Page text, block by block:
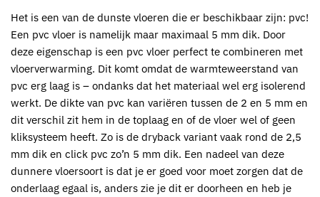
Het is een van de dunste vloeren die er beschikbaar zijn: pvc!
Een pvc vloer is namelijk maar maximaal 5 mm dik. Door
deze eigenschap is een pvc vloer perfect te combineren met
vloerverwarming. Dit komt omdat de warmteweerstand van
pvc erg laag is – ondanks dat het materiaal wel erg isolerend
werkt. De dikte van pvc kan variëren tussen de 2 en 5 mm en
dit verschil zit hem in de toplaag en of de vloer wel of geen
kliksysteem heeft. Zo is de dryback variant vaak rond de 2,5
mm dik en click pvc zo’n 5 mm dik. Een nadeel van deze
dunnere vloersoort is dat je er goed voor moet zorgen dat de
onderlaag egaal is, anders zie je dit er doorheen en heb je